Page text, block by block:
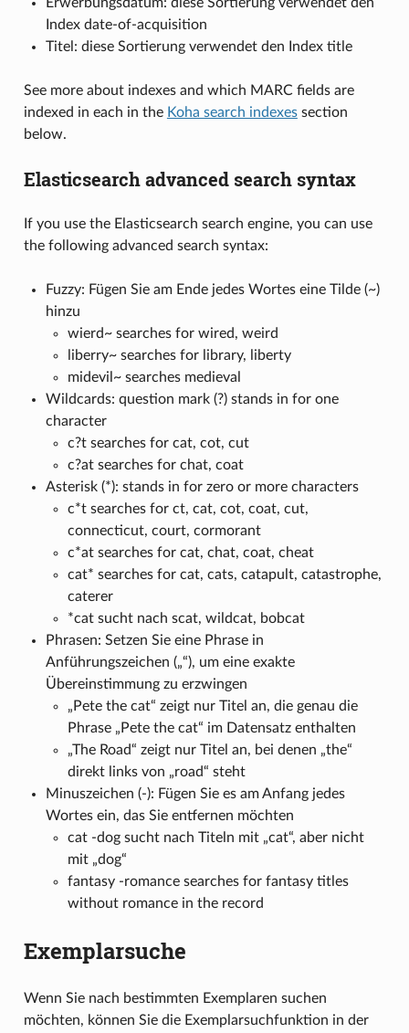
Index date-of-acquisition
Titel: diese Sortierung verwendet den Index title
See more about indexes and which MARC fields are
indexed in each in the Koha search indexessection
below.
Elasticsearch advanced search syntax
If you use the Elasticsearch search engine, you can use
the following advanced search syntax:
Fuzzy: Fügen Sie am Ende jedes Wortes eine Tilde (~)
hinzu
wierd~ searches for wired, weird
liberry~ searches for library, liberty
midevil~ searches medieval
Wildcards: question mark (?) stands in for one
character
c?t searches for cat, cot, cut
c?at searches for chat, coat
Asterisk (*): stands in for zero or more characters
c*t searches for ct, cat, cot, coat, cut,
connecticut, court, cormorant
c*at searches for cat, chat, coat, cheat
cat* searches for cat, cats, catapult, catastrophe,
caterer
*cat sucht nach scat, wildcat, bobcat
Phrasen: Setzen Sie eine Phrase in
Anführungszeichen („“), um eine exakte
Übereinstimmung zu erzwingen
„Pete the cat“ zeigt nur Titel an, die genau die
Phrase „Pete the cat“ im Datensatz enthalten
„The Road“ zeigt nur Titel an, bei denen „the“
direkt links von „road“ steht
Minuszeichen (-): Fügen Sie es am Anfang jedes
Wortes ein, das Sie entfernen möchten
cat -dog sucht nach Titeln mit „cat“, aber nicht
mit „dog“
fantasy -romance searches for fantasy titles
without romance in the record
Exemplarsuche
Wenn Sie nach bestimmten Exemplaren suchen
möchten, können Sie die Exemplarsuchfunktion in der